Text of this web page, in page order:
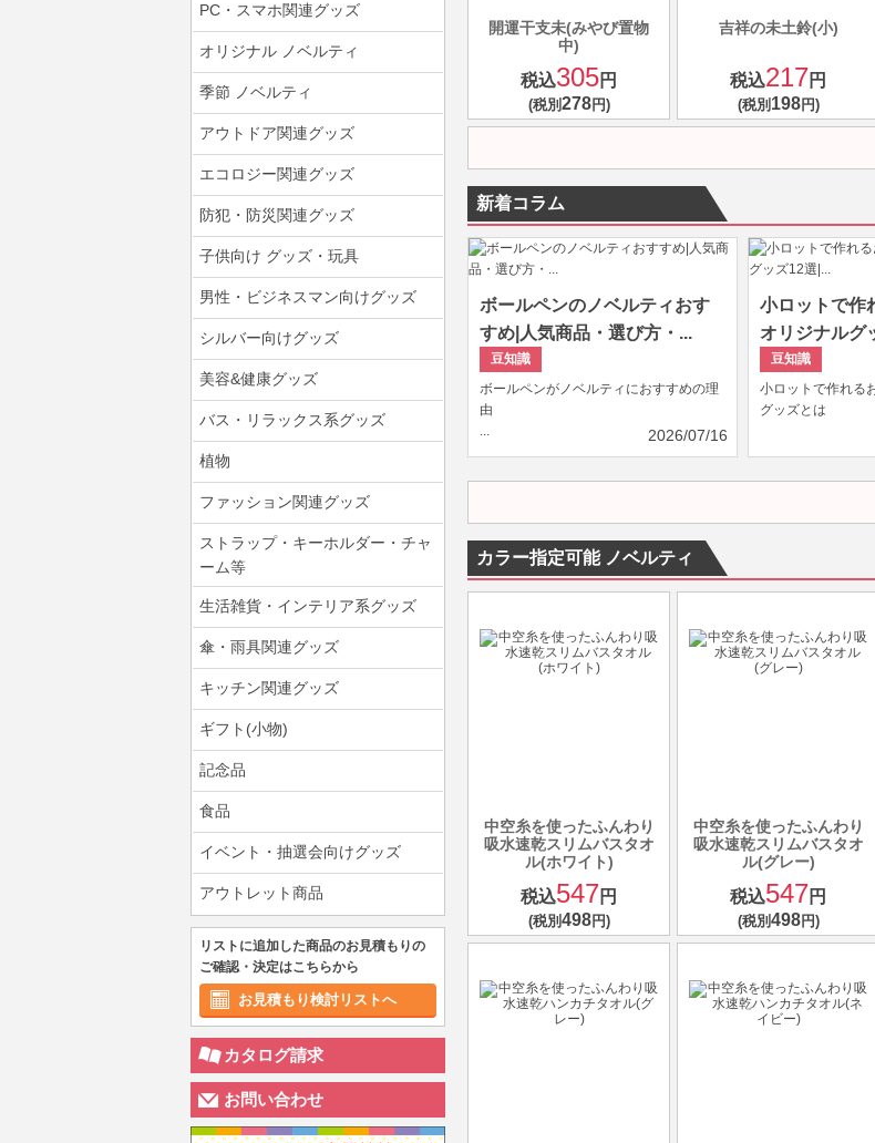
PC・スマホ関連グッズ
オリジナル ノベルティ
季節 ノベルティ
アウトドア関連グッズ
エコロジー関連グッズ
防犯・防災関連グッズ
子供向け グッズ・玩具
男性・ビジネスマン向けグッズ
シルバー向けグッズ
美容&健康グッズ
バス・リラックス系グッズ
植物
ファッション関連グッズ
ストラップ・キーホルダー・チャ
ーム等
生活雑貨・インテリア系グッズ
傘・雨具関連グッズ
キッチン関連グッズ
ギフト(小物)
記念品
食品
イベント・抽選会向けグッズ
アウトレット商品
リストに追加した商品のお見積もりの
ご確認・決定はこちらから
お見積もり検討リストへ
カタログ請求
お問い合わせ
開運干支未(みやび置物
中)
税込305円
(税別278円)
吉祥の未土鈴(小)
税込217円
(税別198円)
新着コラム
ボールペンのノベルティおす
すめ|人気商品・選び方・...
豆知識
ボールペンがノベルティにおすすめの理
由
...
2026/07/16
小ロットで作
オリジナルグ
豆知識
小ロットで作れる
グッズとは
カラー指定可能 ノベルティ
中空糸を使ったふんわり
吸水速乾スリムバスタオ
ル(ホワイト)
税込547円
(税別498円)
中空糸を使ったふんわり
吸水速乾スリムバスタオ
ル(グレー)
税込547円
(税別498円)